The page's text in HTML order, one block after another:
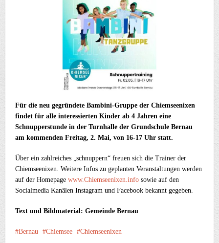
Für die neu gegründete Bambini-Gruppe der Chiemseenixen
findet für alle interessierten Kinder ab 4 Jahren eine
Schnupperstunde in der Turnhalle der Grundschule Bernau
am kommenden Freitag, 2. Mai, von 16-17 Uhr statt.
Über ein zahlreiches „schnuppern“ freuen sich die Trainer der
Chiemseenixen. Weitere Infos zu geplanten Veranstaltungen werden
auf der Homepagewww.Chiemseenixen.info sowie auf den
Socialmedia Kanälen Instagram und Facebook bekannt gegeben.
Text und Bildmaterial: Gemeinde Bernau
Bernau Chiemsee Chiemseenixen